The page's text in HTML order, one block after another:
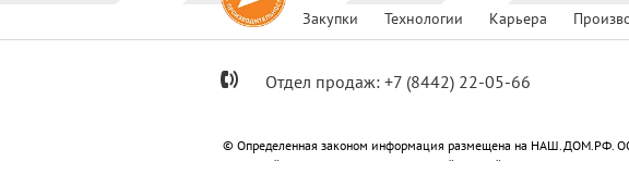
Закупки Технологии Карьера
Отдел продаж: +7 (8442) 22-05-66
© Определенная законом информация размещена на НАШ.ДОМ.РФ.
Метизный»; ООО «Специализированный застройщик «Пересвет-Юг